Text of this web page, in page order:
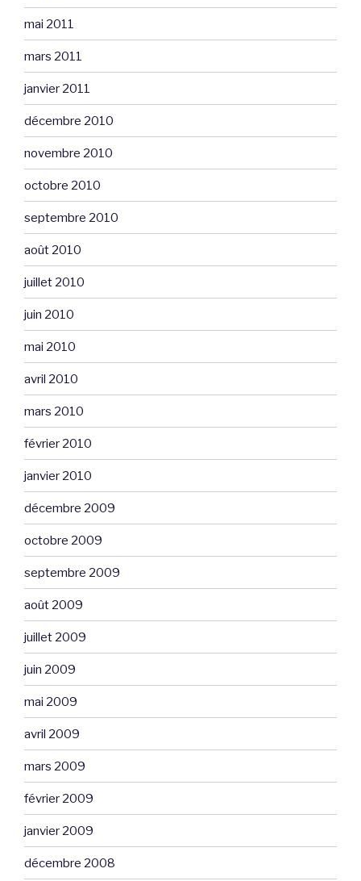
mai 2011
mars 2011
janvier 2011
décembre 2010
novembre 2010
octobre 2010
septembre 2010
août 2010
juillet 2010
juin 2010
mai 2010
avril 2010
mars 2010
février 2010
janvier 2010
décembre 2009
octobre 2009
septembre 2009
août 2009
juillet 2009
juin 2009
mai 2009
avril 2009
mars 2009
février 2009
janvier 2009
décembre 2008